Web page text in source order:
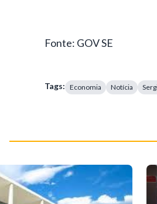
Fonte: GOV SE
Tags: Economia Notícia